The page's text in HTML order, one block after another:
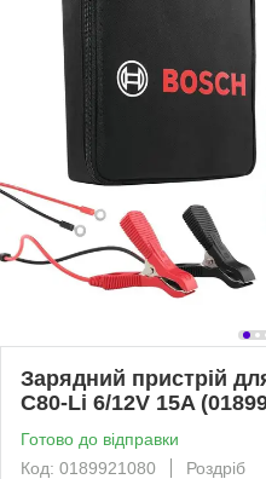
Зарядний пристрій
C80-Li 6/12V 15A
Готово до відправки
Код: 0189921080
Роздріб